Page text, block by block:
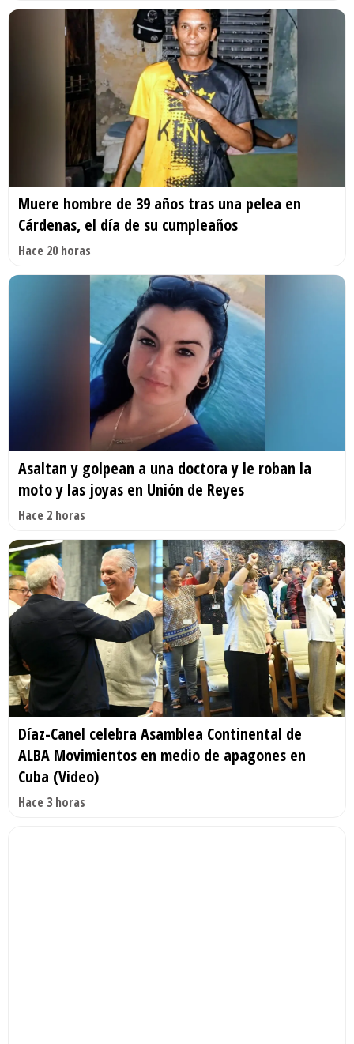
Muere hombre de 39 años tras una pelea en
Cárdenas, el día de su cumpleaños
Hace 20 horas
Asaltan y golpean a una doctora y le roban la
moto y las joyas en Unión de Reyes
Hace 2 horas
Díaz-Canel celebra Asamblea Continental de
ALBA Movimientos en medio de apagones en
Cuba (Video)
Hace 3 horas